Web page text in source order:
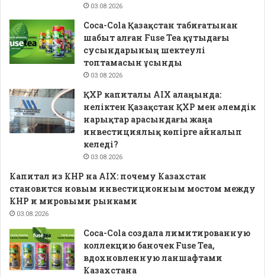
03.08.2026
Coca-Cola Қазақстан табиғатынан
шабыт алған Fuse Tea құтыдағы
сусындарының шектеулі
топтамасын ұсынды
03.08.2026
ҚХР капиталы AIX алаңында:
неліктен Қазақстан ҚХР мен әлемдік
нарықтар арасындағы жаңа
инвестициялық көпірге айналып
келеді?
03.08.2026
Капитал из КНР на AIX: почему Казахстан
становится новым инвестиционным мостом между
КНР и мировыми рынками
03.08.2026
Coca-Cola создала лимитированную
коллекцию баночек Fuse Tea,
вдохновленную ланшафтами
Казахстана